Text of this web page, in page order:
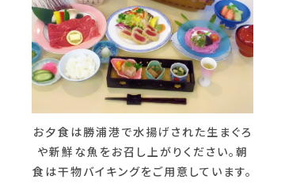
お夕食は勝浦港で水揚げされた生まぐろ
や新鮮な魚をお召し上がりください。朝
食は干物バイキングをご用意しています。